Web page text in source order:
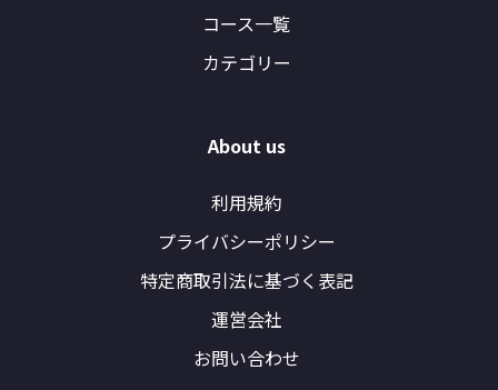
コース一覧
カテゴリー
About us
利用規約
プライバシーポリシー
特定商取引法に基づく表記
運営会社
お問い合わせ